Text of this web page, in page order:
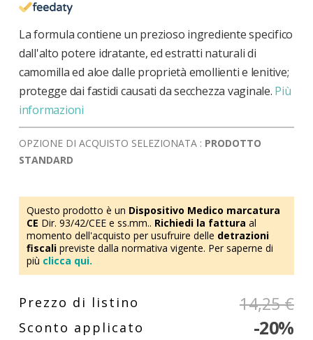
La formula contiene un prezioso ingrediente specifico
dall'alto potere idratante, ed estratti naturali di
camomilla ed aloe dalle proprietà emollienti e lenitive;
protegge dai fastidi causati da secchezza vaginale. Più
informazioni
OPZIONE DI ACQUISTO SELEZIONATA : PRODOTTO
STANDARD
Questo prodotto è un Dispositivo Medico marcatura
CE Dir. 93/42/CEE e ss.mm.. Richiedi la fattura al
momento dell'acquisto per usufruire delle detrazioni
fiscalipreviste dalla normativa vigente. Per saperne di
più clicca qui.
14,25 €
-20%